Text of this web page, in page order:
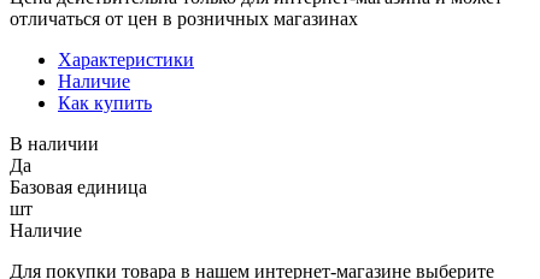
отличаться от цен в розничных магазинах
Характеристики
Наличие
Как купить
В наличии
Да
Базовая единица
шт
Наличие
Для покупки товара в нашем интернет-магазине выберите